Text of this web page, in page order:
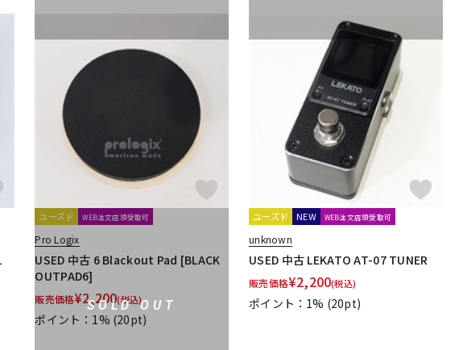
SOLD OUT
ユーズド WEB注文店頭受取可
Pro Logix
USED 中古 6 Blackout Pad [BLACK
OUTPAD6]
販売価格¥2,200(税込)
ポイント：1% (20pt)
ユーズド NEW WEB注文店頭受取可
unknown
USED 中古 LEKATO AT-07 TUNER
販売価格¥2,200(税込)
ポイント：1% (20pt)